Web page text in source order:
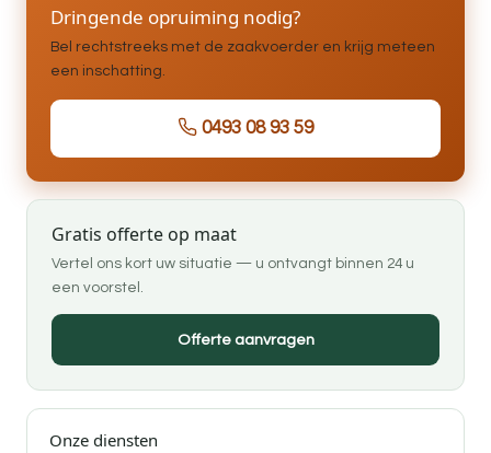
Dringende opruiming nodig?
Bel rechtstreeks met de zaakvoerder en krijg meteen
een inschatting.
0493 08 93 59
Gratis offerte op maat
Vertel ons kort uw situatie — u ontvangt binnen 24 u
een voorstel.
Offerte aanvragen
Onze diensten